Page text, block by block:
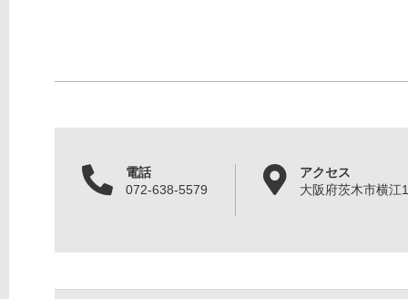
電話
072-638-5579
アクセス
大阪府茨木市横江